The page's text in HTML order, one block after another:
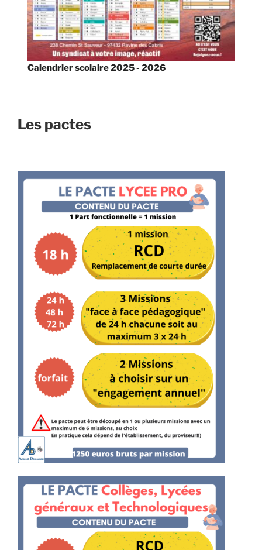
Calendrier scolaire 2025 - 2026
Les pactes